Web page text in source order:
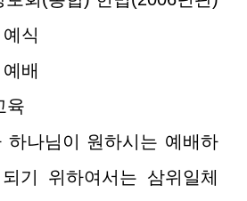
식
배
육
하나님이 원하시는 예배하
기 위하여서는 삼위일체